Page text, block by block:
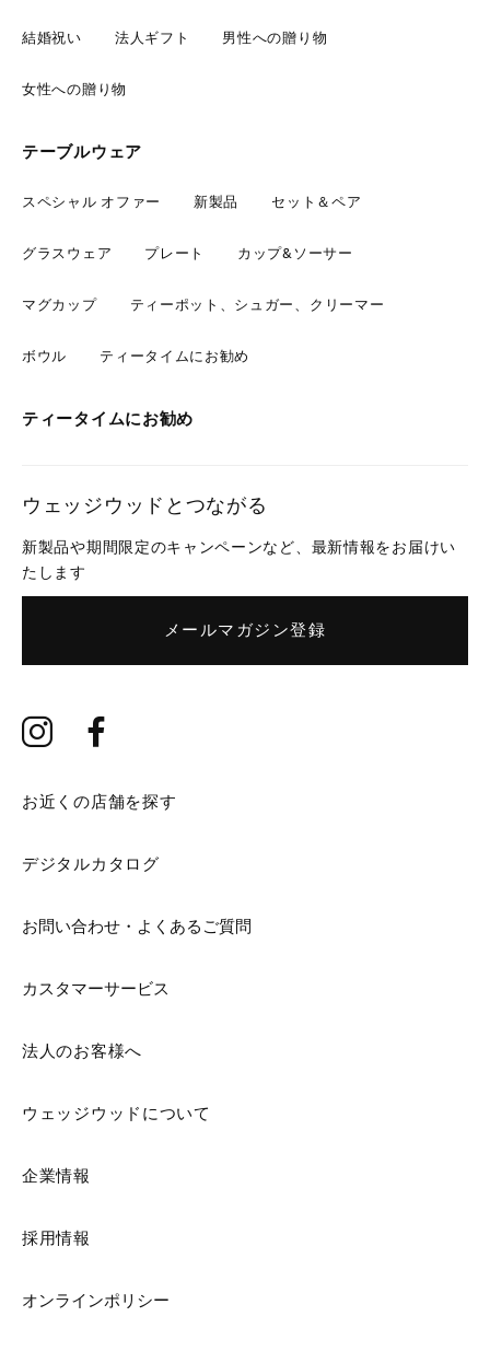
結婚祝い 法人ギフト 男性への贈り物
女性への贈り物
テーブルウェア
スペシャル オファー 新製品 セット＆ペア
グラスウェア プレート カップ&ソーサー
マグカップ ティーポット、シュガー、クリーマー
ボウル ティータイムにお勧め
ティータイムにお勧め
ウェッジウッドとつながる
新製品や期間限定のキャンペーンなど、最新情報をお届けい
たします
メールマガジン登録
お近くの店舗を探す
デジタルカタログ
お問い合わせ・よくあるご質問
カスタマーサービス
法人のお客様へ
ウェッジウッドについて
企業情報
採用情報
オンラインポリシー